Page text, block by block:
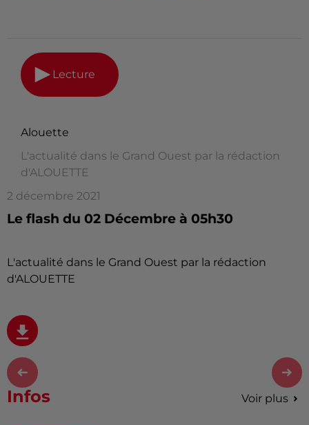
Lecture
Alouette
L'actualité dans le Grand Ouest par la rédaction
d'ALOUETTE
2 décembre 2021
Le flash du 02 Décembre à 05h30
L'actualité dans le Grand Ouest par la rédaction
d'ALOUETTE
Infos Voir plus